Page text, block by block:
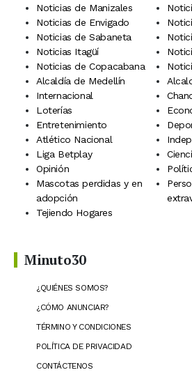
Noticias de Manizales
Noticias de Envigado
Noticias de Sabaneta
Noticias Itagüí
Noticias de Copacabana
Alcaldía de Medellín
Internacional
Loterías
Entretenimiento
Atlético Nacional
Liga Betplay
Opinión
Mascotas perdidas y en
adopción
Tejiendo Hogares
Minuto30
¿QUIÉNES SOMOS?
¿CÓMO ANUNCIAR?
TÉRMINO Y CONDICIONES
POLÍTICA DE PRIVACIDAD
CONTÁCTENOS